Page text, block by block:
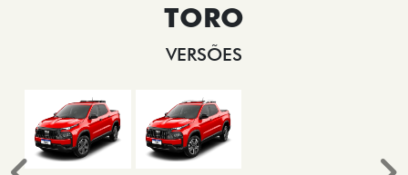
TORO
VERSÕES